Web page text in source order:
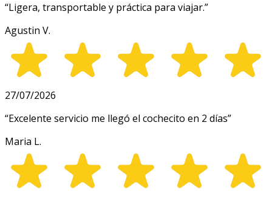
“Ligera, transportable y práctica para viajar.”
Agustin V.
27/07/2026
“Excelente servicio me llegó el cochecito en 2 días”
Maria L.